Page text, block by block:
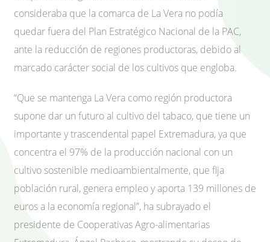
consideraba que la comarca de La Vera no podía
quedar fuera del Plan Estratégico Nacional de la PAC,
ante la reducción de regiones productoras, debido al
marcado carácter social de los cultivos que engloba.
“Que se mantenga La Vera como región productora
supone dar un futuro al cultivo del tabaco, que tiene un
importante y trascendental papel Extremadura, ya que
concentra el 97% de la producción nacional con un
cultivo sostenible medioambientalmente, que fija
población rural, genera empleo y aporta 139 millones de
euros a la economía regional”, ha subrayado el
presidente de Cooperativas Agro-alimentarias